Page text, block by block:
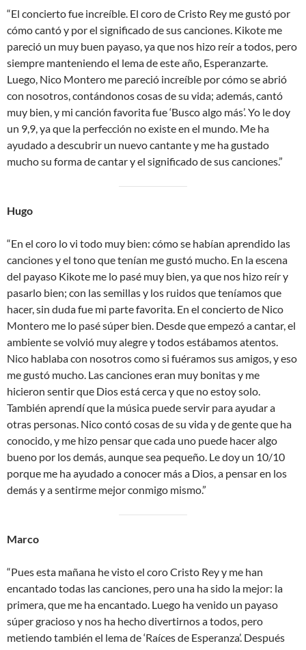
“El concierto fue increíble. El coro de Cristo Rey me gustó por
cómo cantó y por el significado de sus canciones. Kikote me
pareció un muy buen payaso, ya que nos hizo reír a todos, pero
siempre manteniendo el lema de este año, Esperanzarte.
Luego, Nico Montero me pareció increíble por cómo se abrió
con nosotros, contándonos cosas de su vida; además, cantó
muy bien, y mi canción favorita fue ‘Busco algo más’. Yo le doy
un 9,9, ya que la perfección no existe en el mundo. Me ha
ayudado a descubrir un nuevo cantante y me ha gustado
mucho su forma de cantar y el significado de sus canciones.”
Hugo
“En el coro lo vi todo muy bien: cómo se habían aprendido las
canciones y el tono que tenían me gustó mucho. En la escena
del payaso Kikote me lo pasé muy bien, ya que nos hizo reír y
pasarlo bien; con las semillas y los ruidos que teníamos que
hacer, sin duda fue mi parte favorita. En el concierto de Nico
Montero me lo pasé súper bien. Desde que empezó a cantar, el
ambiente se volvió muy alegre y todos estábamos atentos.
Nico hablaba con nosotros como si fuéramos sus amigos, y eso
me gustó mucho. Las canciones eran muy bonitas y me
hicieron sentir que Dios está cerca y que no estoy solo.
También aprendí que la música puede servir para ayudar a
otras personas. Nico contó cosas de su vida y de gente que ha
conocido, y me hizo pensar que cada uno puede hacer algo
bueno por los demás, aunque sea pequeño. Le doy un 10/10
porque me ha ayudado a conocer más a Dios, a pensar en los
demás y a sentirme mejor conmigo mismo.”
Marco
“Pues esta mañana he visto el coro Cristo Rey y me han
encantado todas las canciones, pero una ha sido la mejor: la
primera, que me ha encantado. Luego ha venido un payaso
súper gracioso y nos ha hecho divertirnos a todos, pero
metiendo también el lema de ‘Raíces de Esperanza’. Después